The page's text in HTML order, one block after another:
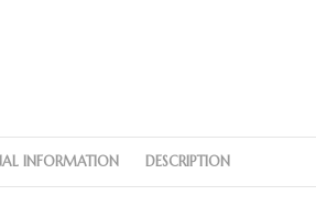
INFORMATION DESCRIPTION